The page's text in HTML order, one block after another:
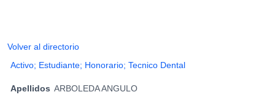
Volver al directorio
Activo; Estudiante; Honorario; Tecnico Dental
Apellidos ARBOLEDA ANGULO